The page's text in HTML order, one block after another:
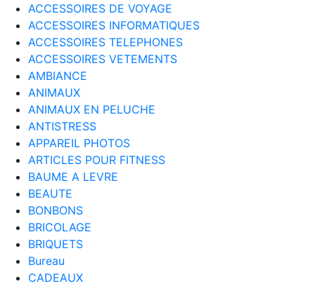
ACCESSOIRES DE VOYAGE
ACCESSOIRES INFORMATIQUES
ACCESSOIRES TELEPHONES
ACCESSOIRES VETEMENTS
AMBIANCE
ANIMAUX
ANIMAUX EN PELUCHE
ANTISTRESS
APPAREIL PHOTOS
ARTICLES POUR FITNESS
BAUME A LEVRE
BEAUTE
BONBONS
BRICOLAGE
BRIQUETS
Bureau
CADEAUX